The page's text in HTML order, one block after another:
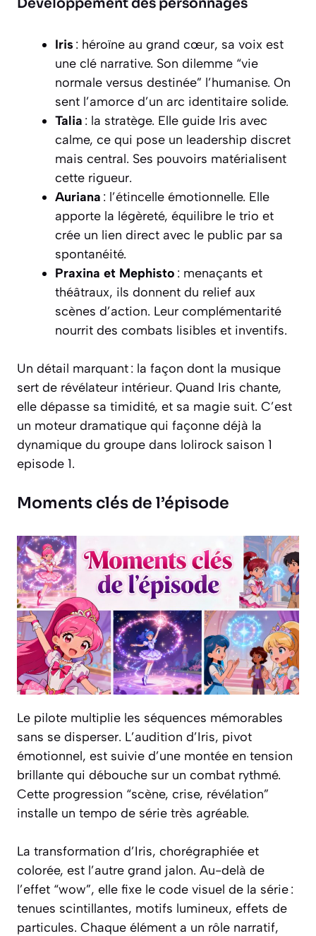
Iris : héroïne au grand cœur, sa voix est
une clé narrative. Son dilemme “vie
normale versus destinée” l’humanise. On
sent l’amorce d’un arc identitaire solide.
Talia : la stratège. Elle guide Iris avec
calme, ce qui pose un leadership discret
mais central. Ses pouvoirs matérialisent
cette rigueur.
Auriana : l’étincelle émotionnelle. Elle
apporte la légèreté, équilibre le trio et
crée un lien direct avec le public par sa
spontanéité.
Praxina et Mephisto : menaçants et
théâtraux, ils donnent du relief aux
scènes d’action. Leur complémentarité
nourrit des combats lisibles et inventifs.
Un détail marquant : la façon dont la musique
sert de révélateur intérieur. Quand Iris chante,
elle dépasse sa timidité, et sa magie suit. C’est
un moteur dramatique qui façonne déjà la
dynamique du groupe dans lolirock saison 1
episode 1.
Moments clés de l’épisode
Le pilote multiplie les séquences mémorables
sans se disperser. L’audition d’Iris, pivot
émotionnel, est suivie d’une montée en tension
brillante qui débouche sur un combat rythmé.
Cette progression “scène, crise, révélation”
installe un tempo de série très agréable.
La transformation d’Iris, chorégraphiée et
colorée, est l’autre grand jalon. Au-delà de
l’effet “wow”, elle fixe le code visuel de la série :
tenues scintillantes, motifs lumineux, effets de
particules. Chaque élément a un rôle narratif,